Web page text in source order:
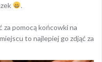
.
za pomocą końcowki na
to najlepiej go zdjąć za